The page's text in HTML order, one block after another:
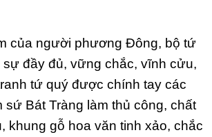
của người phương Đông, bộ tứ
sự đầy đủ, vững chắc, vĩnh cửu,
tứ quý được chính tay các
sứ Bát Tràng làm thủ công, chất
khung gỗ hoa văn tinh xảo, chắc